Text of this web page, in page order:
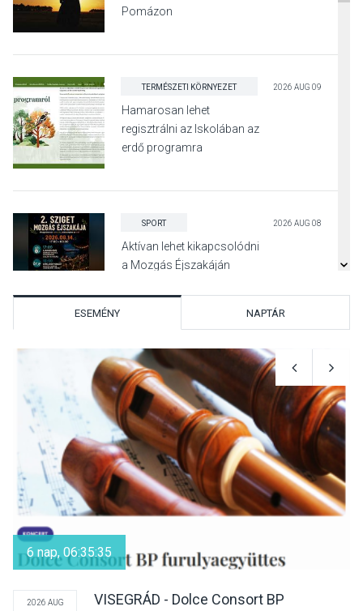
Pomázon
TERMÉSZETI KÖRNYEZET 2026 AUG 09
Hamarosan lehet
regisztrálni az Iskolában az
erdő programra
SPORT 2026 AUG 08
Aktívan lehet kikapcsolódni
a Mozgás Éjszakáján
KULTÚRA 2026 AUG 08
Luce dell’amore – Ott Rezső
szerzői estjén lehet részt
venni Visegrádon
KÖZÉLET 2026 AUG 08
Felhívás a gyermekek
fokozott védelmére a nyári
hőségben
ESEMÉNY NAPTÁR
6 nap, 06:35:35
2026 AUG
VISEGRÁD - Dolce Consort BP